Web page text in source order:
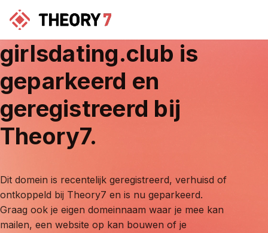
girlsdating.club is
geparkeerd en
geregistreerd bij
Theory7.
Dit domein is recentelijk geregistreerd, verhuisd of
ontkoppeld bij Theory7 en is nu geparkeerd.
Graag ook je eigen domeinnaam waar je mee kan
mailen, een website op kan bouwen of je